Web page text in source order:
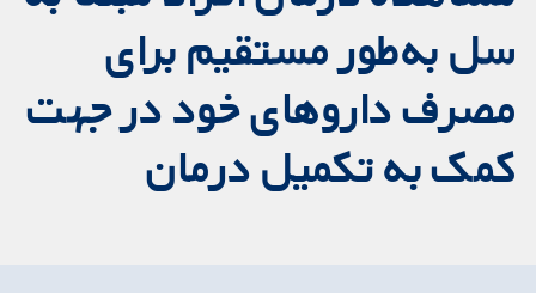
سل به‌طور مستقیم برای
مصرف داروهای خود در جهت
کمک به تکمیل درمان